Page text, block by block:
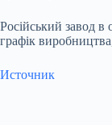
Російський завод в
графік
Источник